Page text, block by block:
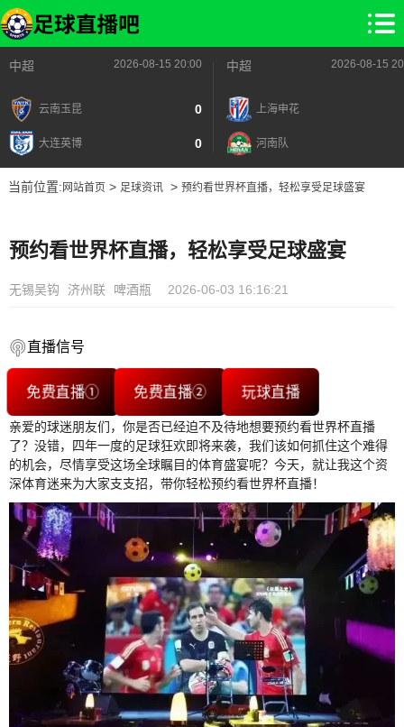
中超 2026-08-15 20:00
云南玉昆 0
大连英博 0
中超 2026-08-15
上海申花
河南队
当前位置: 网站首页> 足球资讯> 预约看世界杯直播，轻松享受足球盛宴
预约看世界杯直播，轻松享受足球盛宴
无锡吴钩 济州联 啤酒瓶 2026-06-03 16:16:21
直播信号
免费直播① 免费直播② 玩球直播
亲爱的球迷朋友们，你是否已经迫不及待地想要预约看世界杯直播
了？没错，四年一度的足球狂欢即将来袭，我们该如何抓住这个难得
的机会，尽情享受这场全球瞩目的体育盛宴呢？今天，就让我这个资
深体育迷来为大家支支招，带你轻松预约看世界杯直播！